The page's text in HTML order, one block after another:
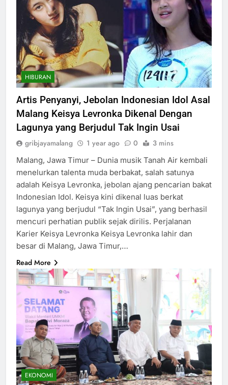
HIBURAN
Artis Penyanyi, Jebolan Indonesian Idol Asal
Malang Keisya Levronka Dikenal Dengan
Lagunya yang Berjudul Tak Ingin Usai
gribjayamalang 1 year ago 0 3 mins
Malang, Jawa Timur – Dunia musik Tanah Air kembali
menelurkan talenta muda berbakat, salah satunya
adalah Keisya Levronka, jebolan ajang pencarian bakat
Indonesian Idol. Keisya kini dikenal luas berkat
lagunya yang berjudul “Tak Ingin Usai”, yang berhasil
mencuri perhatian publik sejak dirilis. Perjalanan
Karier Keisya Levronka Keisya Levronka lahir dan
besar di Malang, Jawa Timur,…
Read More
EKONOMI